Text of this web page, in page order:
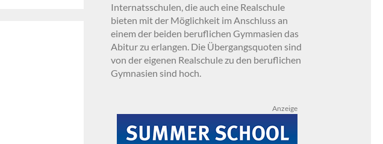
Internatsschulen, die auch eine Realschule
bieten mit der Möglichkeit im Anschluss an
einem der beiden beruflichen Gymmasien das
Abitur zu erlangen. Die Übergangsquoten sind
von der eigenen Realschule zu den beruflichen
Gymnasien sind hoch.
Anzeige